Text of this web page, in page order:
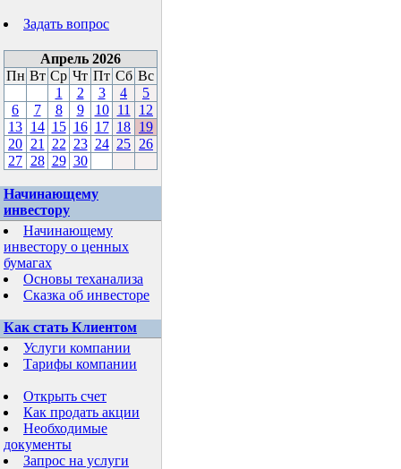
Задать вопрос
Апрель 2026
Пн Вт Ср Чт Пт Сб Вс
1
2 3 4
5
6
7 8 9 10 11
12
13 14 15 16 17 18 19
20 21 22 23 24 25 26
27 28 29 30
Начинающему
инвестору
Начинающему
инвестору о ценных
бумагах
Основы теханализа
Сказка об инвесторе
Как стать Клиентом
Услуги компании
Тарифы компании
Открыть счет
Как продать акции
Необходимые
документы
Запрос на услуги